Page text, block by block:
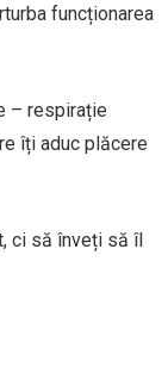
funcționarea
– respirație
îți aduc plăcere
ci să înveți să îl